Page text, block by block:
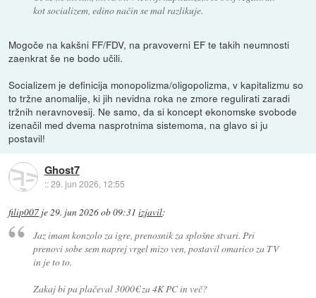
kot socializem, edino način se mal razlikuje.
Mogoče na kakšni FF/FDV, na pravoverni EF te takih neumnosti
zaenkrat še ne bodo učili.
Socializem je definicija monopolizma/oligopolizma, v kapitalizmu so
to tržne anomalije, ki jih nevidna roka ne zmore regulirati zaradi
tržnih neravnovesij. Ne samo, da si koncept ekonomske svobode
izenačil med dvema nasprotnima sistemoma, na glavo si ju
postavil!
Ghost7
::29. jun 2026, 12:55
filip007 je29. jun 2026 ob 09:31 izjavil:
Jaz imam konzolo za igre, prenosnik za splošne stvari. Pri
prenovi sobe sem naprej vrgel mizo ven, postavil omarico za TV
in je to to.
Zakaj bi pa plačeval 3000€ za 4K PC in več?